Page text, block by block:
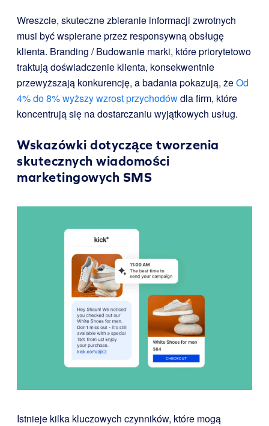
Wreszcie, skuteczne zbieranie informacji zwrotnych
musi być wspierane przez responsywną obsługę
klienta. Branding / Budowanie marki, które priorytetowo
traktują doświadczenie klienta, konsekwentnie
przewyższają konkurencję, a badania pokazują, żeOd
4% do 8% wyższy wzrost przychodówdla firm, które
koncentrują się na dostarczaniu wyjątkowych usług.
Wskazówki dotyczące tworzenia
skutecznych wiadomości
marketingowych SMS
Istnieje kilka kluczowych czynników, które mogą